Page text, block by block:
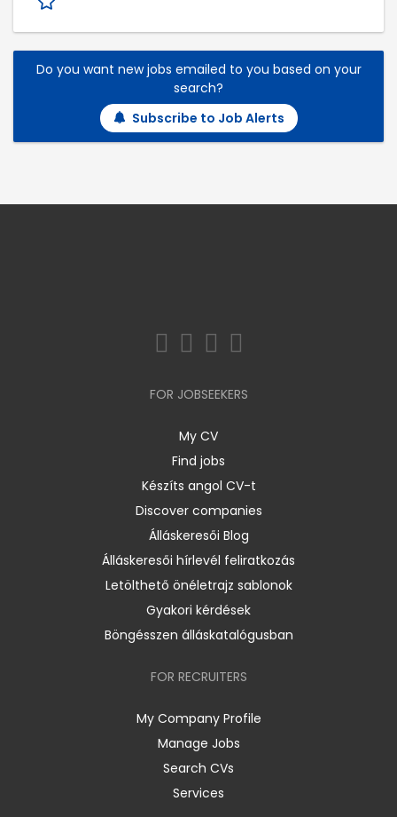
Do you want new jobs emailed to you based on your
search?
Subscribe to Job Alerts
FOR JOBSEEKERS
My CV
Find jobs
Készíts angol CV-t
Discover companies
Álláskeresői Blog
Álláskeresői hírlevél feliratkozás
Letölthető önéletrajz sablonok
Gyakori kérdések
Böngésszen álláskatalógusban
FOR RECRUITERS
My Company Profile
Manage Jobs
Search CVs
Services